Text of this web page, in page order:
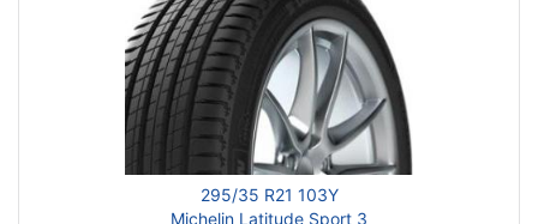
295/35 R21 103Y
Michelin Latitude Sport 3